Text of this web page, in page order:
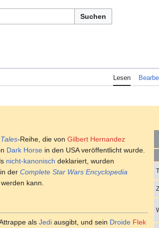
Suchen
Lesen
Tales-Reihe, die von Gilbert Hernandez
Dark Horse in den USA veröffentlicht wurde.
nicht-kanonisch deklariert, wurden
der Complete Star Wars Encyclopedia
kann.
als Jedi ausgibt, und sein Droide Flek